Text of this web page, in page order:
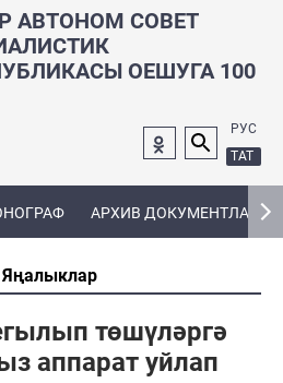
АВТОНОМ СОВЕТ
ОЕШУГА 100
РУС
ТАТ
АРХИВ ДОКУМЕНТЛАРЫ
Яңалыклар
төшүләргә
аппарат уйлап